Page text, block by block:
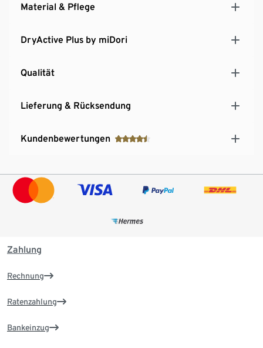
Material & Pflege
DryActive Plus by miDori
Qualität
Lieferung & Rücksendung
Kundenbewertungen
Zahlung
Rechnung
Ratenzahlung
Bankeinzug